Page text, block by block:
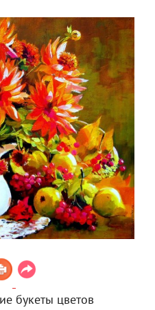
букеты цветов